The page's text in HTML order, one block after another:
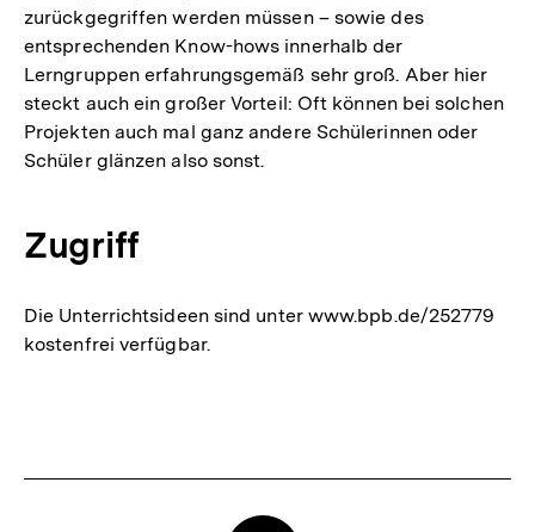
zurückgegriffen werden müssen – sowie des
entsprechenden Know-hows innerhalb der
Lerngruppen erfahrungsgemäß sehr groß. Aber hier
steckt auch ein großer Vorteil: Oft können bei solchen
Projekten auch mal ganz andere Schülerinnen oder
Schüler glänzen also sonst.
Zugriff
Die Unterrichtsideen sind unter www.bpb.de/252779
kostenfrei verfügbar.